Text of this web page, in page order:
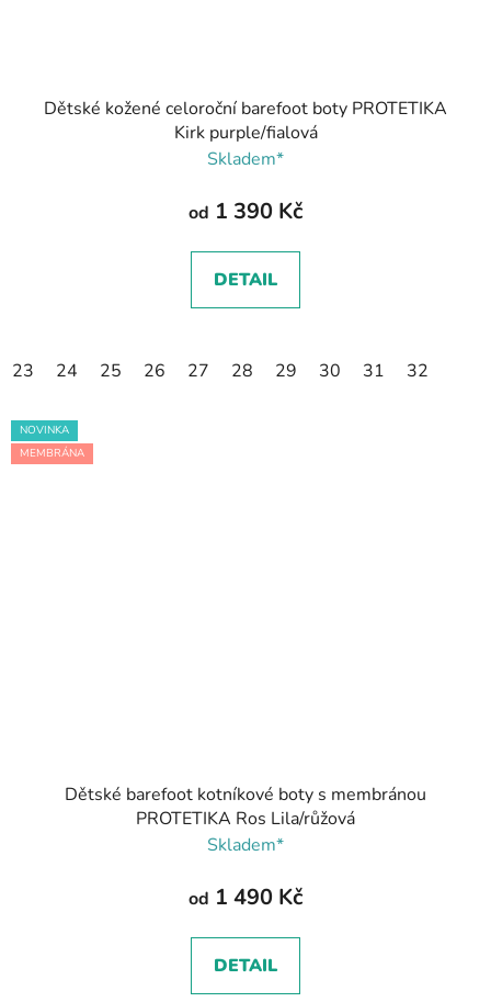
Dětské kožené celoroční barefoot boty PROTETIKA
Kirk purple/fialová
Skladem*
od 1 390 Kč
DETAIL
23 24 25 26 27 28 29 30 31 32
NOVINKA
MEMBRÁNA
Dětské barefoot kotníkové boty s membránou
PROTETIKA Ros Lila/růžová
Skladem*
od 1 490 Kč
DETAIL